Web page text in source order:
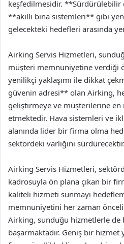
keşfedilmesidir.
**akıllı bina sistemleri** gibi
gelecekteki hedefleri arasında
Airking Servis Hizmetleri,
müşteri memnuniyetine verdiği
yenilikçi yaklaşımı ile dikkat
güvenin adresi** olan Airking,
geliştirmeye ve müşterilerine
etmektedir. Hava sistemleri ve
alanında lider bir firma olma
sektördeki varlığını sürdürecektir.
Airking Servis Hizmetleri,
kadrosuyla ön plana çıkan bir
kaliteli hizmeti sunmayı
memnuniyetini her zaman
Airking, sunduğu hizmetlerle de
başarmaktadır. Geniş bir hizmet